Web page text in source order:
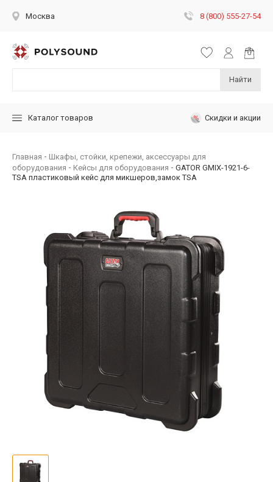
Москва 8 (800) 555-27-54
Найти
Каталог товаров Скидки и акции
Главная
Шкафы, стойки, крепежи, аксессуары для
оборудования
Кейсы для оборудования
GATOR GMIX-1921-6-
TSA пластиковый кейс для микшеров,замок TSA